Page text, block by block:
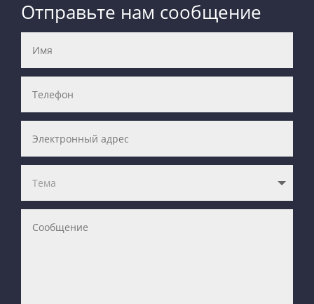
Отправьте нам сообщение